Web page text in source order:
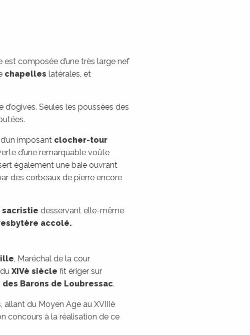
est composée d’une très large nef
chapelles latérales, et
d’ogives. Seules les poussées des
imposant clocher-tour
d’une remarquable voûte
également une baie ouvrant
des corbeaux de pierre encore
sacristie desservant elle-même
accolé.
, Maréchal de la cour
XIVè siècle fit ériger sur
Barons de Loubressac.
allant du Moyen Age au XVIIIè
concours à la réalisation de ce